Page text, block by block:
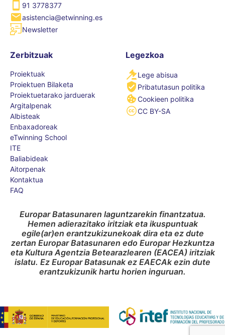
91 3778377
asistencia@etwinning.es
Newsletter
Zerbitzuak
Proiektuak
Proiektuen Bilaketa
Proiektuetarako jarduerak
Argitalpenak
Albisteak
Enbaxadoreak
eTwinning School
ITE
Baliabideak
Aitorpenak
Kontaktua
FAQ
Legezkoa
Lege abisua
Pribatutasun politika
Cookieen politika
CC BY-SA
Europar Batasunaren laguntzarekin finantzatua.
Hemen adierazitako iritziak eta ikuspuntuak
egile(ar)en erantzukizunekoak dira eta ez dute
zertan Europar Batasunaren edo Europar Hezkuntza
eta Kultura Agentzia Betearazlearen (EACEA) iritziak
islatu. Ez Europar Batasunak ez EAECAk ezin dute
erantzukizunik hartu horien inguruan.